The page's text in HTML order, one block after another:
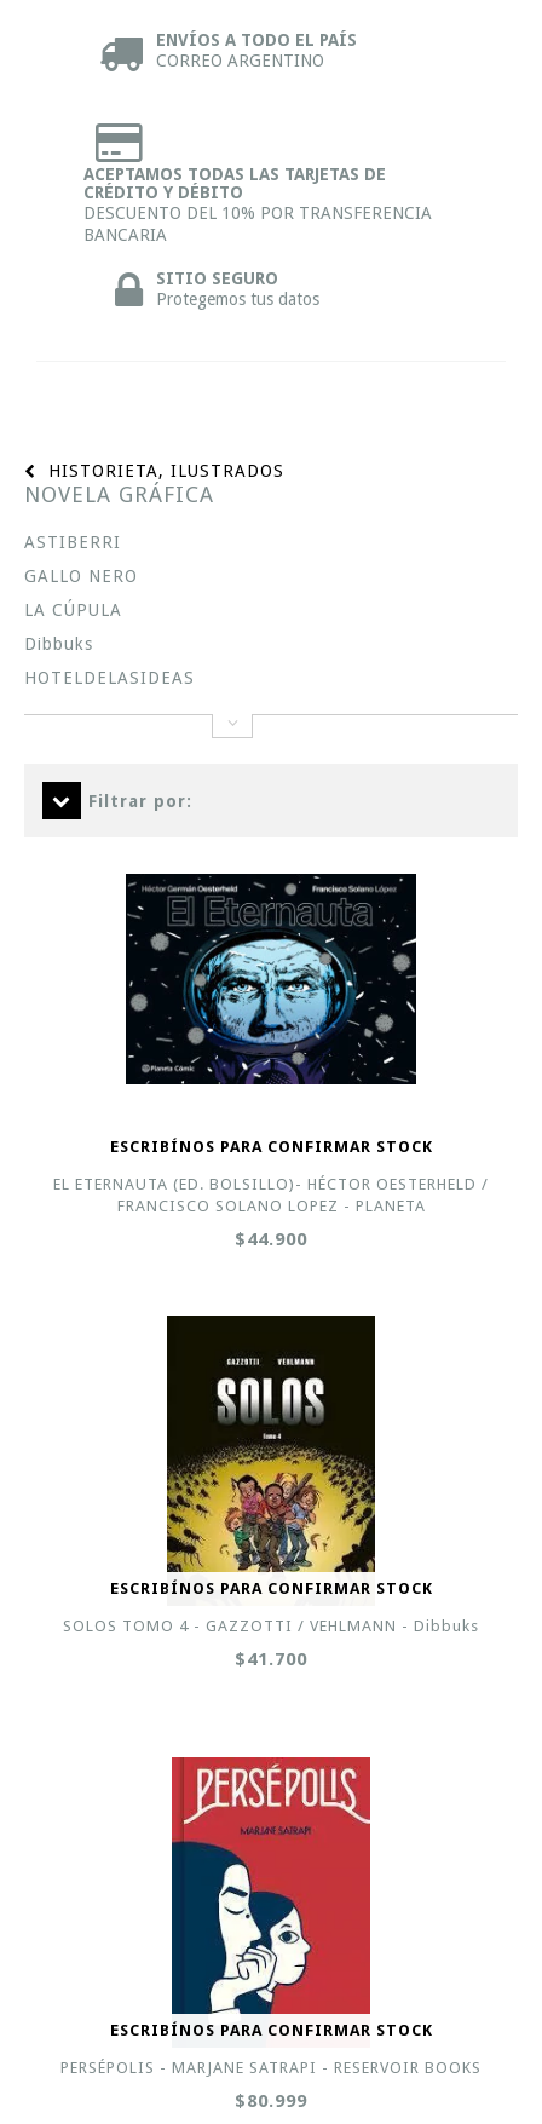
ENVÍOS A TODO EL PAÍS
CORREO ARGENTINO
ACEPTAMOS TODAS LAS TARJETAS DE
CRÉDITO Y DÉBITO
DESCUENTO DEL 10% POR TRANSFERENCIA
BANCARIA
SITIO SEGURO
Protegemos tus datos
HISTORIETA, ILUSTRADOS
NOVELA GRÁFICA
ASTIBERRI
GALLO NERO
LA CÚPULA
Dibbuks
HOTELDELASIDEAS
Filtrar por:
ESCRIBÍNOS PARA CONFIRMAR STOCK
EL ETERNAUTA (ED. BOLSILLO)- HÉCTOR OESTERHELD /
FRANCISCO SOLANO LOPEZ - PLANETA
$44.900
ESCRIBÍNOS PARA CONFIRMAR STOCK
SOLOS TOMO 4 - GAZZOTTI / VEHLMANN - Dibbuks
$41.700
ESCRIBÍNOS PARA CONFIRMAR STOCK
PERSÉPOLIS - MARJANE SATRAPI - RESERVOIR BOOKS
$80.999